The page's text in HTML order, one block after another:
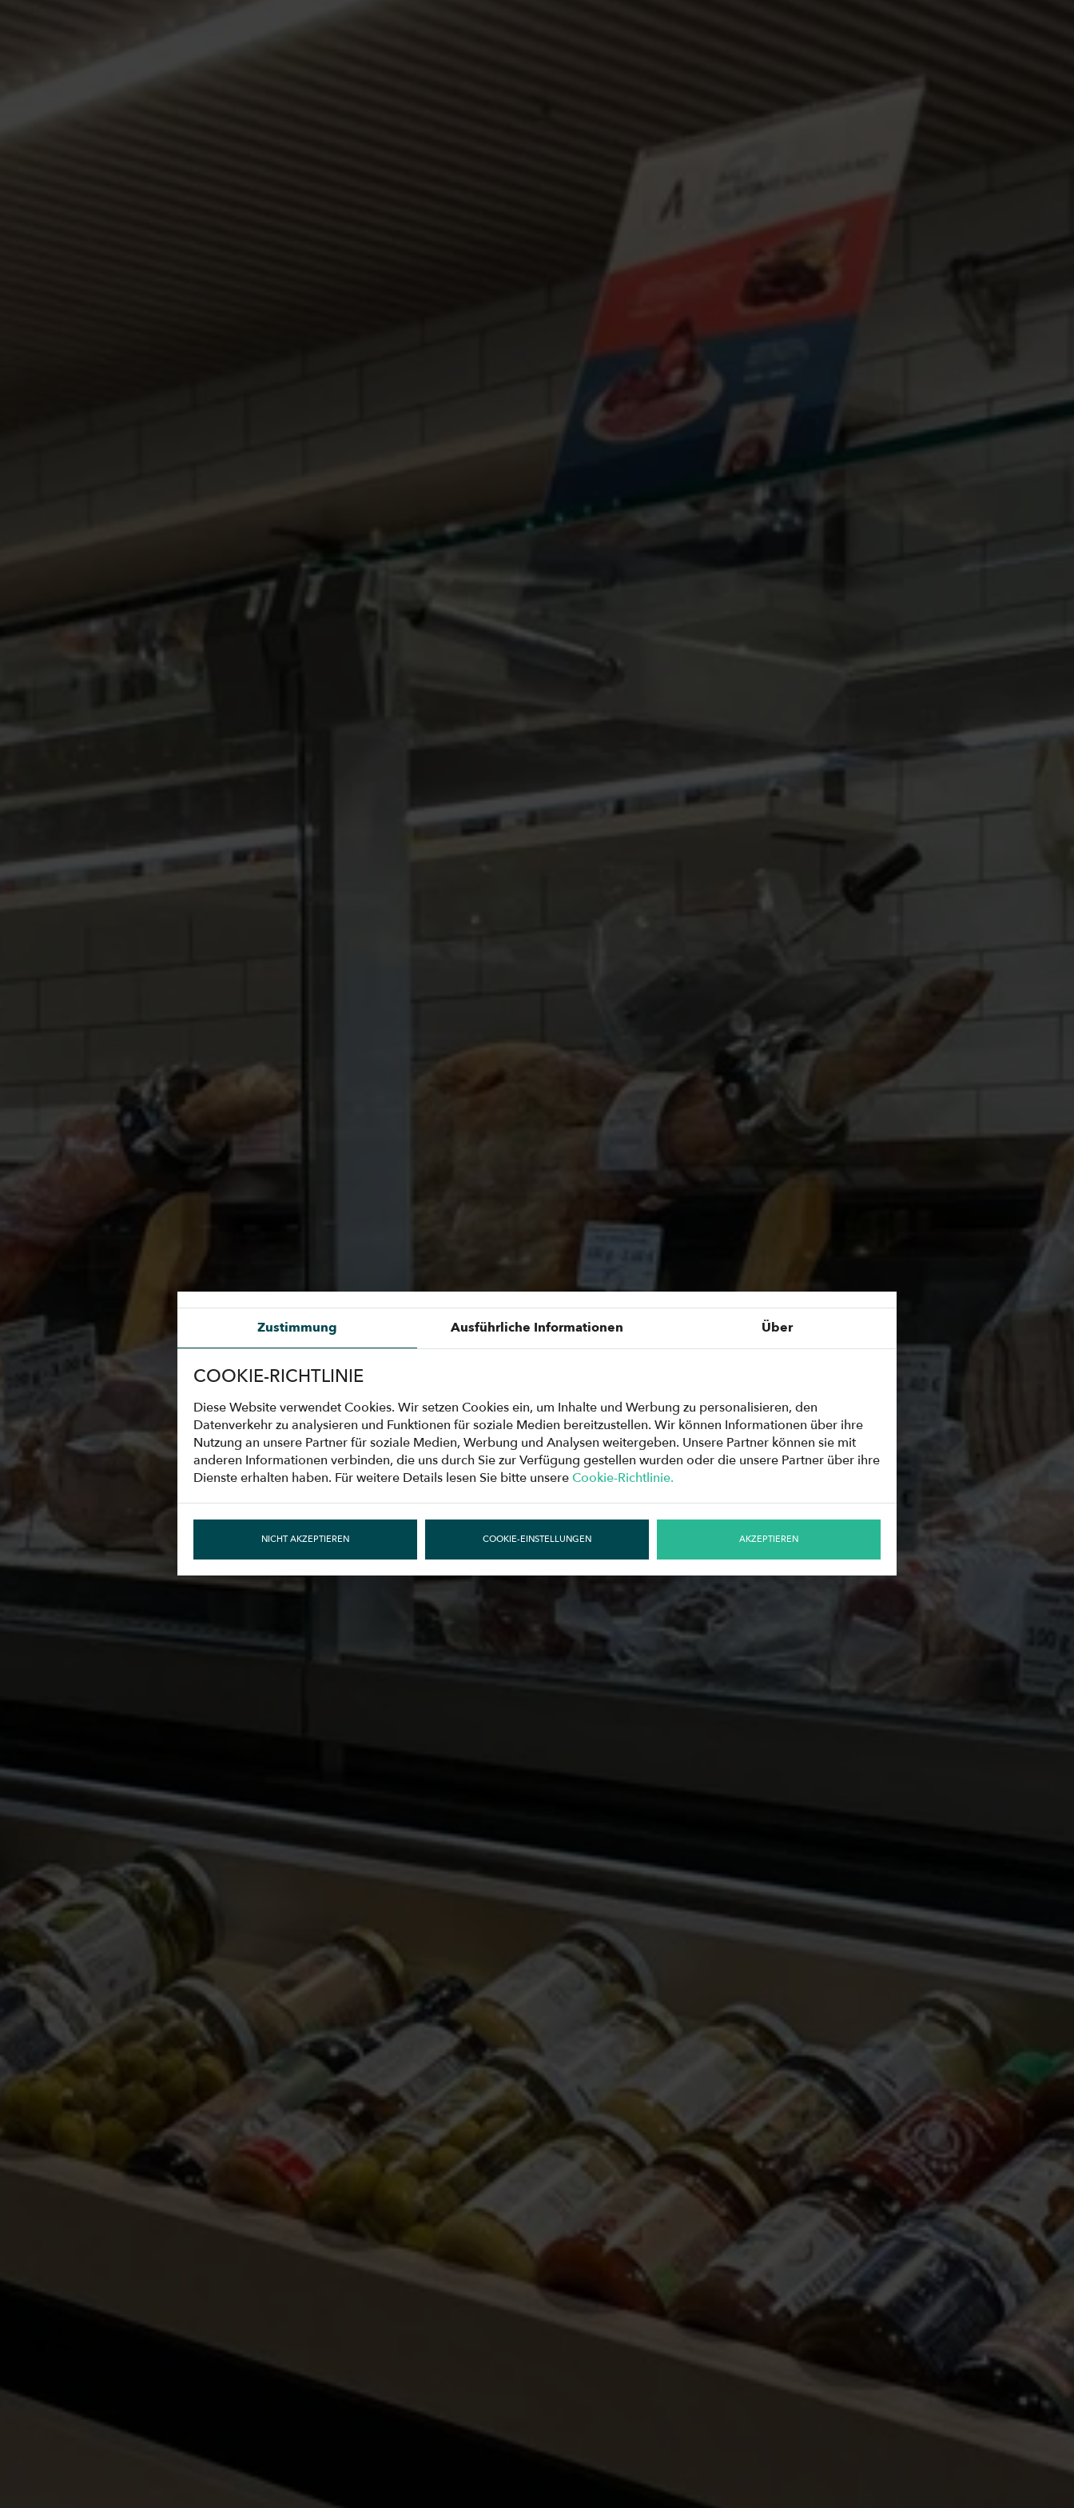
Zustimmung Ausführliche Informationen Über
COOKIE-RICHTLINIE
Diese Website verwendet Cookies. Wir setzen Cookies ein, um Inhalte und Werbung zu personalisieren, den
Datenverkehr zu analysieren und Funktionen für soziale Medien bereitzustellen. Wir können Informationen über ihre
Nutzung an unsere Partner für soziale Medien, Werbung und Analysen weitergeben. Unsere Partner können sie mit
anderen Informationen verbinden, die uns durch Sie zur Verfügung gestellen wurden oder die unsere Partner über ihre
Dienste erhalten haben. Für weitere Details lesen Sie bitte unsereCookie-Richtlinie.
NICHT AKZEPTIEREN COOKIE-EINSTELLUNGEN AKZEPTIEREN